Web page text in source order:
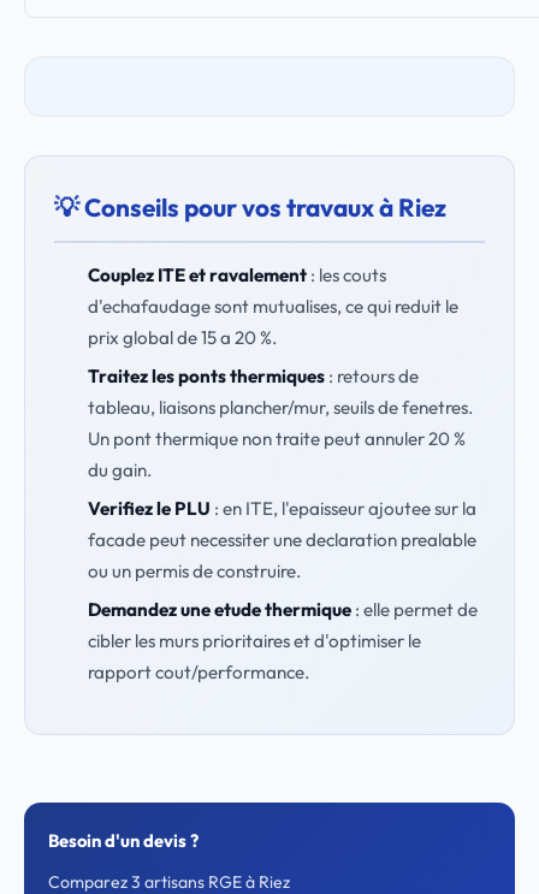
💡 Conseils pour vos travaux à Riez
Couplez ITE et ravalement: les couts
d'echafaudage sont mutualises, ce qui reduit le
prix global de 15 a 20 %.
Traitez les ponts thermiques: retours de
tableau, liaisons plancher/mur, seuils de fenetres.
Un pont thermique non traite peut annuler 20 %
du gain.
Verifiez le PLU : en ITE, l'epaisseur ajoutee sur la
facade peut necessiter une declaration prealable
ou un permis de construire.
Demandez une etude thermique: elle permet de
cibler les murs prioritaires et d'optimiser le
rapport cout/performance.
Besoin d'un devis ?
Comparez 3 artisans RGE à Riez